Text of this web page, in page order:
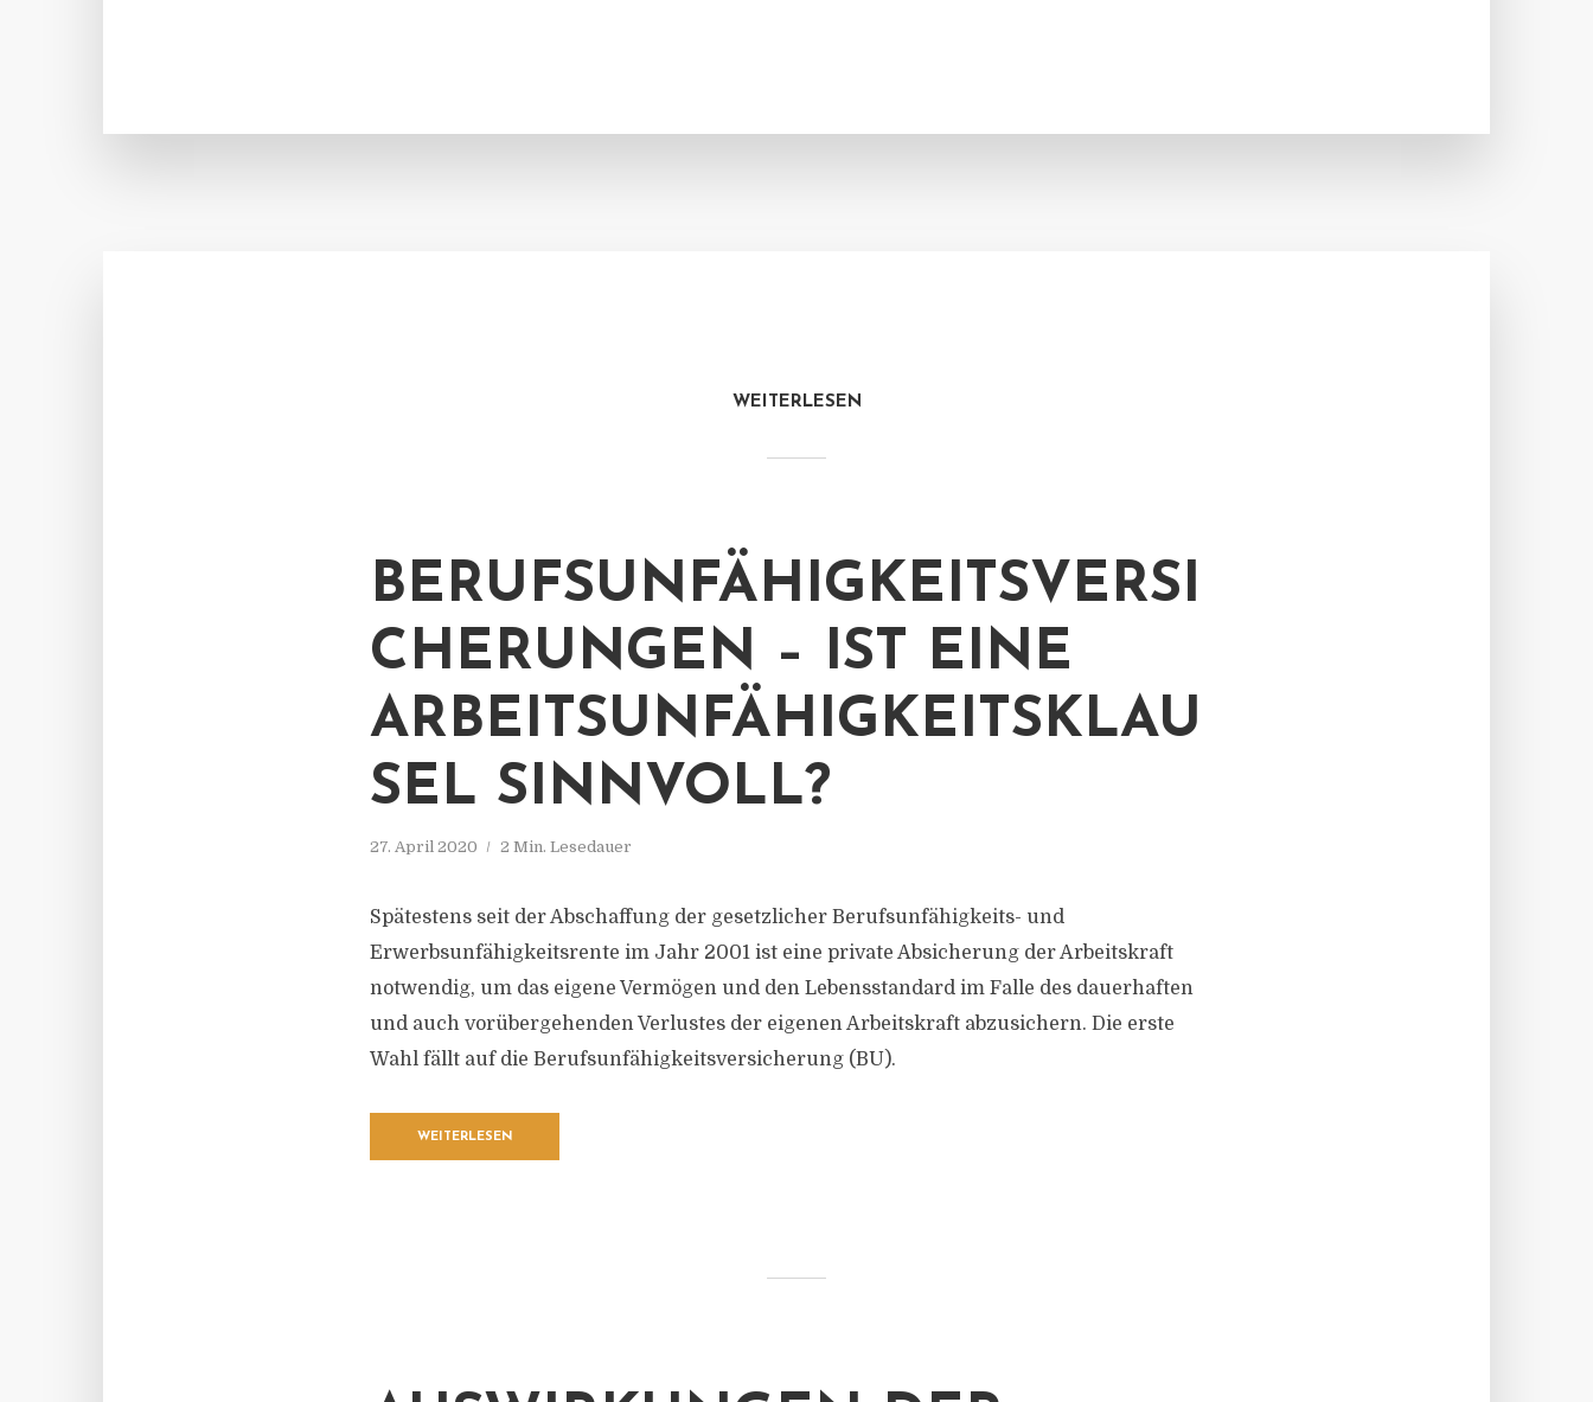
WEITERLESEN
BERUFSUNFÄHIGKEITSVERSI
CHERUNGEN – IST EINE
ARBEITSUNFÄHIGKEITSKLAU
SEL SINNVOLL?
27. April 2020 2 Min. Lesedauer
Spätestens seit der Abschaffung der gesetzlicher Berufsunfähigkeits- und
Erwerbsunfähigkeitsrente im Jahr 2001 ist eine private Absicherung der Arbeitskraft
notwendig, um das eigene Vermögen und den Lebensstandard im Falle des dauerhaften
und auch vorübergehenden Verlustes der eigenen Arbeitskraft abzusichern. Die erste
Wahl fällt auf die Berufsunfähigkeitsversicherung (BU).
WEITERLESEN